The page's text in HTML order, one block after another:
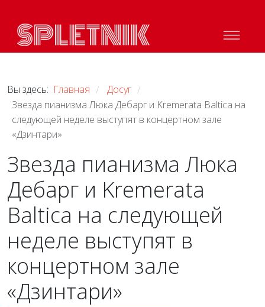
Вы здесь: Главная / Досуг /
Звезда пианизма Люка Дебарг и Kremerata Baltica на
следующей неделе выступят в концертном зале
«Дзинтари»
Звезда пианизма Люка
Дебарг и Kremerata
Baltica на следующей
неделе выступят в
концертном зале
«Дзинтари»